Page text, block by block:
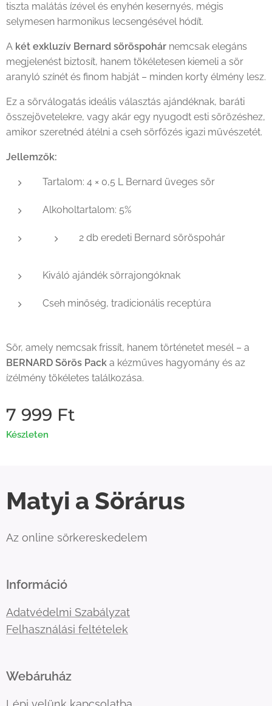
tiszta malátás ízével és enyhén kesernyés, mégis
selymesen harmonikus lecsengésével hódít.
A két exkluzív Bernard söröspohár nemcsak elegáns
megjelenést biztosít, hanem tökéletesen kiemeli a sör
aranyló színét és finom habját – minden korty élmény lesz.
Ez a sörválogatás ideális választás ajándéknak, baráti
összejövetelekre, vagy akár egy nyugodt esti sörözéshez,
amikor szeretnéd átélni a cseh sörfőzés igazi művészetét.
Jellemzők:
Tartalom: 4 × 0,5 L Bernard üveges sör
Alkoholtartalom: 5%
2 db eredeti Bernard söröspohár
Kiváló ajándék sörrajongóknak
Cseh minőség, tradicionális receptúra
Sör, amely nemcsak frissít, hanem történetet mesél – a
BERNARD Sörös Pack a kézműves hagyomány és az
ízélmény tökéletes találkozása.
7 999 Ft
Készleten
Matyi a Sörárus
Az online sörkereskedelem
Információ
Adatvédelmi Szabályzat
Felhasználási feltételek
Webáruház